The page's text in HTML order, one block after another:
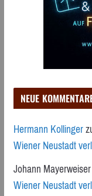
NEUE
Hermann Kollinger
Wiener Neustadt
Johann Mayerweiser
Wiener Neustadt